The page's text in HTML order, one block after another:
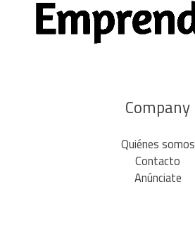
Company
Quiénes somos
Contacto
Anúnciate